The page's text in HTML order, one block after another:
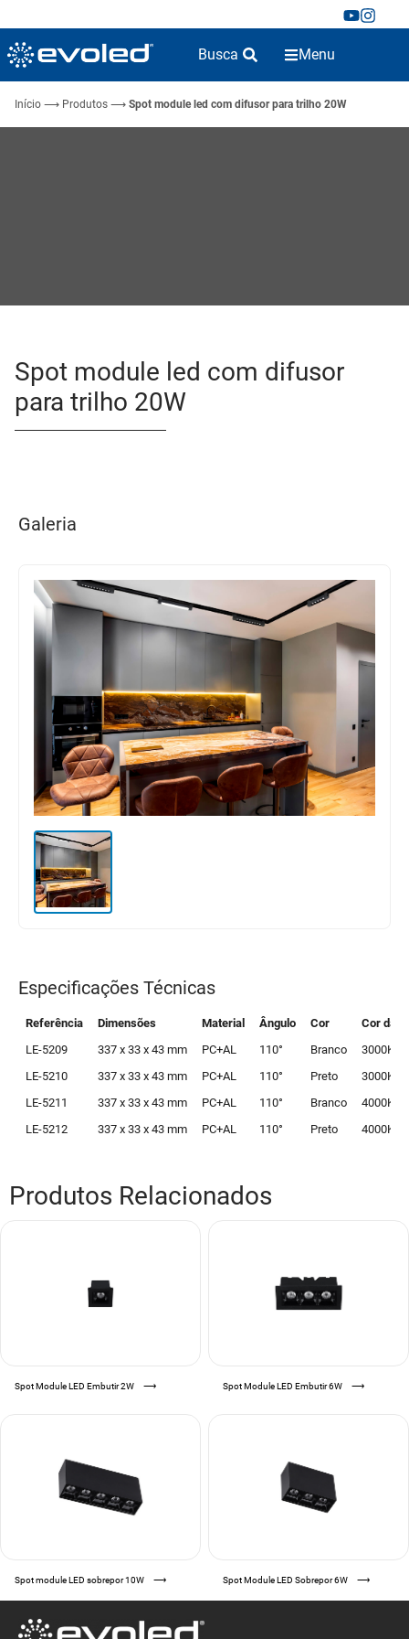
Menu
Busca
Início ⟶ Produtos ⟶ Spot module led com difusor para trilho 20W
Spot module led com difusor
para trilho 20W
Galeria
Especificações Técnicas
Referência Dimensões Material Ângulo Cor
Cor da
LE-5209
337 x 33 x 43 mm PC+AL 110° Branco
3000K
LE-5210
337 x 33 x 43 mm PC+AL 110° Preto
3000K
LE-5211
337 x 33 x 43 mm PC+AL 110° Branco
4000K
LE-5212
337 x 33 x 43 mm PC+AL 110° Preto 4000K
Produtos Relacionados
Spot Module LED Embutir 2W ⟶ Spot Module LED Embutir 6W ⟶
Spot module LED sobrepor 10W ⟶ Spot Module LED Sobrepor 6W ⟶